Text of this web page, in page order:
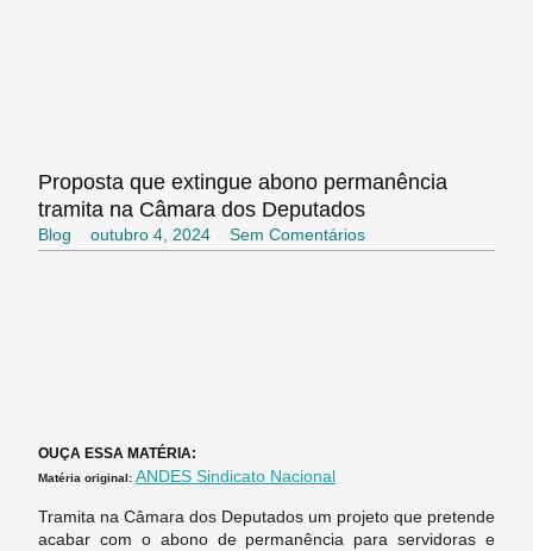
Proposta que extingue abono permanência
tramita na Câmara dos Deputados
Blog outubro 4, 2024 Sem Comentários
OUÇA ESSA MATÉRIA:
Matéria original: ANDES Sindicato Nacional
Tramita na Câmara dos Deputados um projeto que pretende
acabar com o abono de permanência para servidoras e